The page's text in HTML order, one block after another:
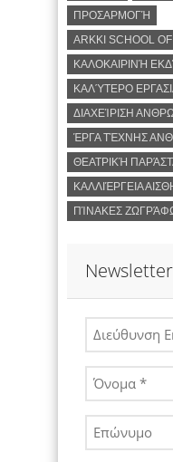
ΠΡΟΣΑΡΜΟΓΉ
ARKKI SCHOOL
ΚΑΛΟΚΑΙΡΙΝΉ
ΚΑΛΎΤΕΡΟ
ΔΙΑΧΕΊΡΙΣΗ
ΈΡΓΑ ΤΈΧΝΗΣ
ΘΕΑΤΡΙΚΉ
ΚΑΛΛΙΈΡΓΕΙΑ
ΠΊΝΑΚΕΣ
Newsletter